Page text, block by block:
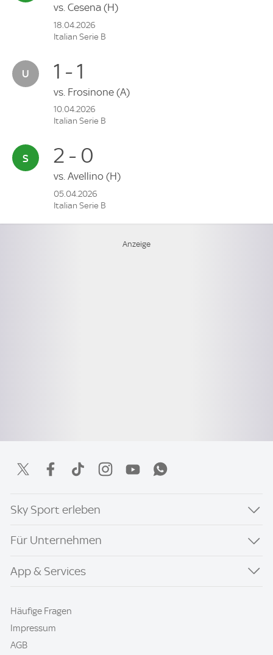
vs. Cesena (H)
18.04.2026
Italian Serie B
1 - 1
vs. Frosinone (A)
10.04.2026
Italian Serie B
2 - 0
vs. Avellino (H)
05.04.2026
Italian Serie B
Sky Sport erleben
Für Unternehmen
App & Services
Häufige Fragen
Impressum
AGB